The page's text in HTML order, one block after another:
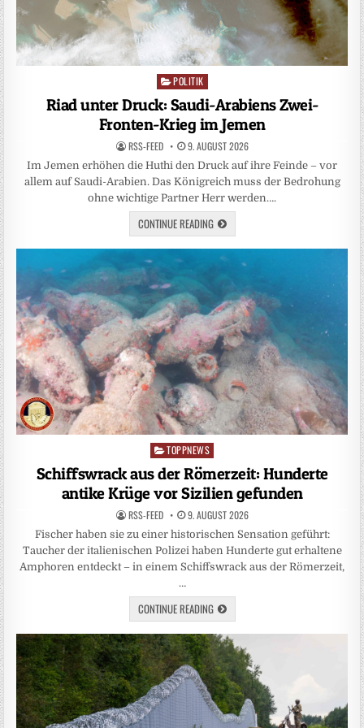
Posted
in
POLITIK
Riad unter Druck: Saudi-Arabiens Zwei-
Fronten-Krieg im Jemen
RSS-FEED 9. AUGUST 2026
Im Jemen erhöhen die Huthi den Druck auf ihre Feinde – vor
allem auf Saudi-Arabien. Das Königreich muss der Bedrohung
ohne wichtige Partner Herr werden….
CONTINUE READING
Posted
TOPPNEWS
Schiffswrack aus der Römerzeit: Hunderte
antike Krüge vor Sizilien gefunden
RSS-FEED 9. AUGUST 2026
Fischer haben sie zu einer historischen Sensation geführt:
Taucher der italienischen Polizei haben Hunderte gut erhaltene
Amphoren entdeckt – in einem Schiffswrack aus der Römerzeit,
…
CONTINUE READING